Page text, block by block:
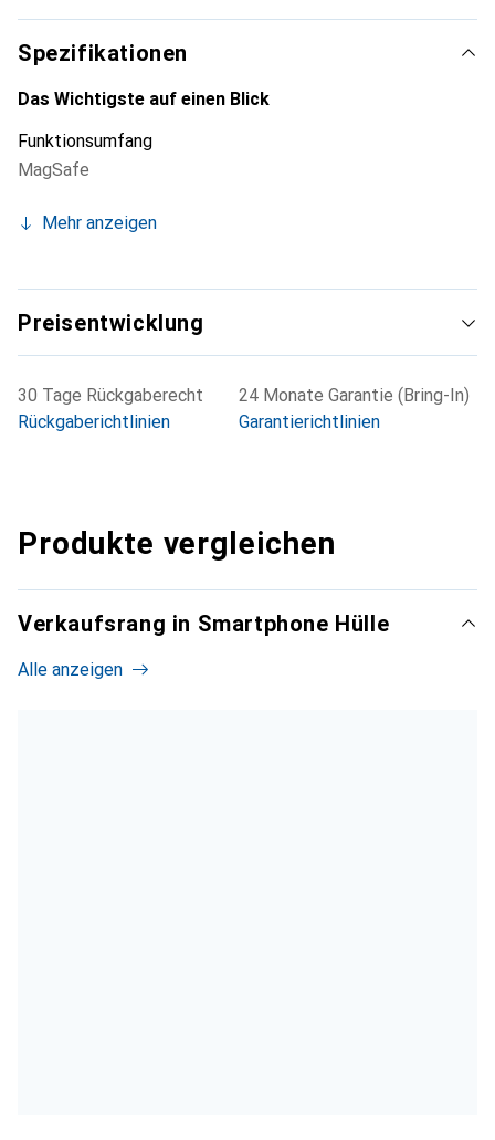
die Marke Noreve eine sichere Wahl für eine
anspruchsvolle Kundschaft.
Spezifikationen
Das Wichtigste auf einen Blick
Funktionsumfang
MagSafe
Mehr anzeigen
Preisentwicklung
30 Tage Rückgaberecht
Rückgaberichtlinien
24 Monate Garantie (Bring-In)
Garantierichtlinien
Produkte vergleichen
Verkaufsrang in Smartphone Hülle
Alle anzeigen